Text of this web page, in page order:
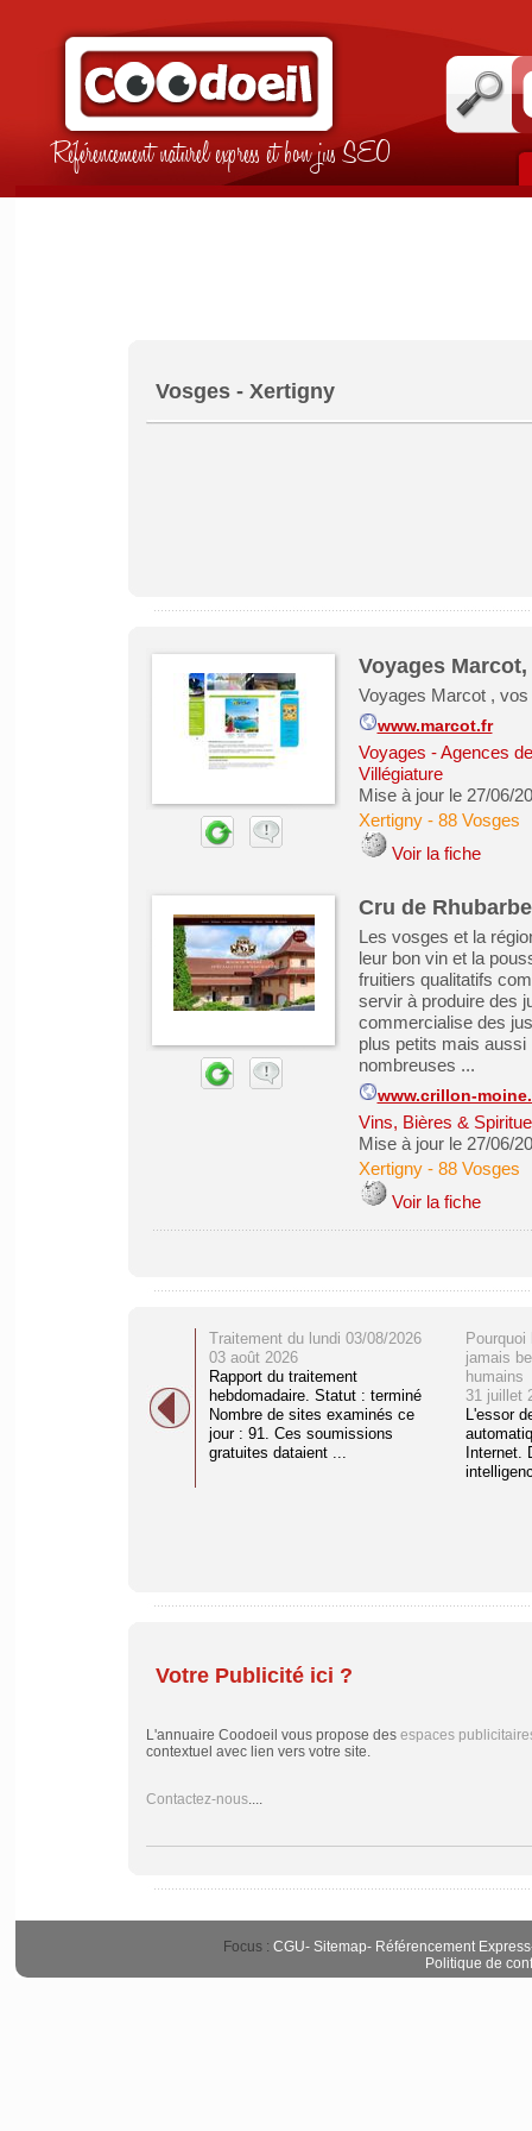
Référencement naturel express et bon jus SEO
Vosges - Xertigny
Voyages
Voyages Marcot ,
www.marcot.fr
Voyages - Agences
Villégiature
Mise à jour le 27/06/
Xertigny- 88 Vosges
Voir la fiche
Cru de
Les vosges et la
leur bon vin et la
fruitiers qualitatifs
servir à produire des
commercialise des
plus petits mais
nombreuses ...
www.crillon-
Vins, Bières &
Mise à jour le 27/06/
Xertigny- 88 Vosges
Voir la fiche
Traitement du lundi 03/08/2026
03 août 2026
Rapport du traitement
hebdomadaire. Statut : terminé
Nombre de sites examinés ce
jour : 91. Ces soumissions
gratuites dataient ...
jamais
humains
31 juillet
L'essor
Internet.
Votre Publicité ici ?
L'annuaire Coodoeil vous propose des espaces
contextuel avec lien vers votre site.
Contactez-nous....
Focus : CGU- Sitemap- Référencement Express
Politique de